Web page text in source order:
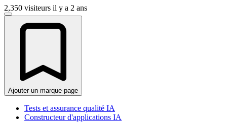
2,350 visiteurs il y a 2 ans
Ajouter un marque-page
Tests et assurance qualité IA
Constructeur d'applications IA